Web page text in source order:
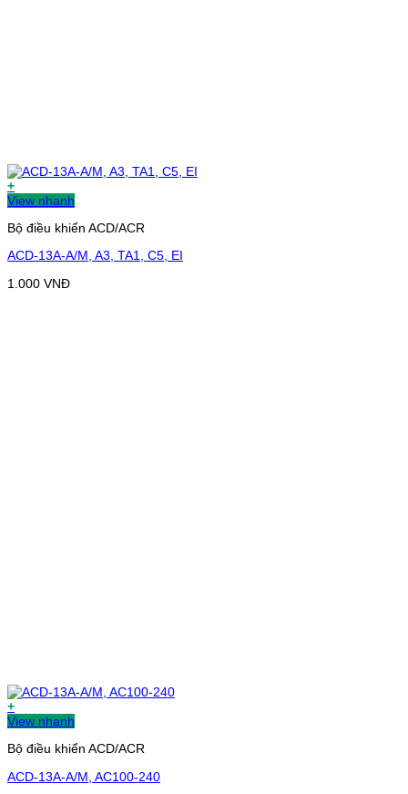
+
View nhanh
Bộ điều khiển ACD/ACR
ACD-13A-A/M, A3, TA1, C5, EI
1.000 VNĐ
+
View nhanh
Bộ điều khiển ACD/ACR
ACD-13A-A/M, AC100-240